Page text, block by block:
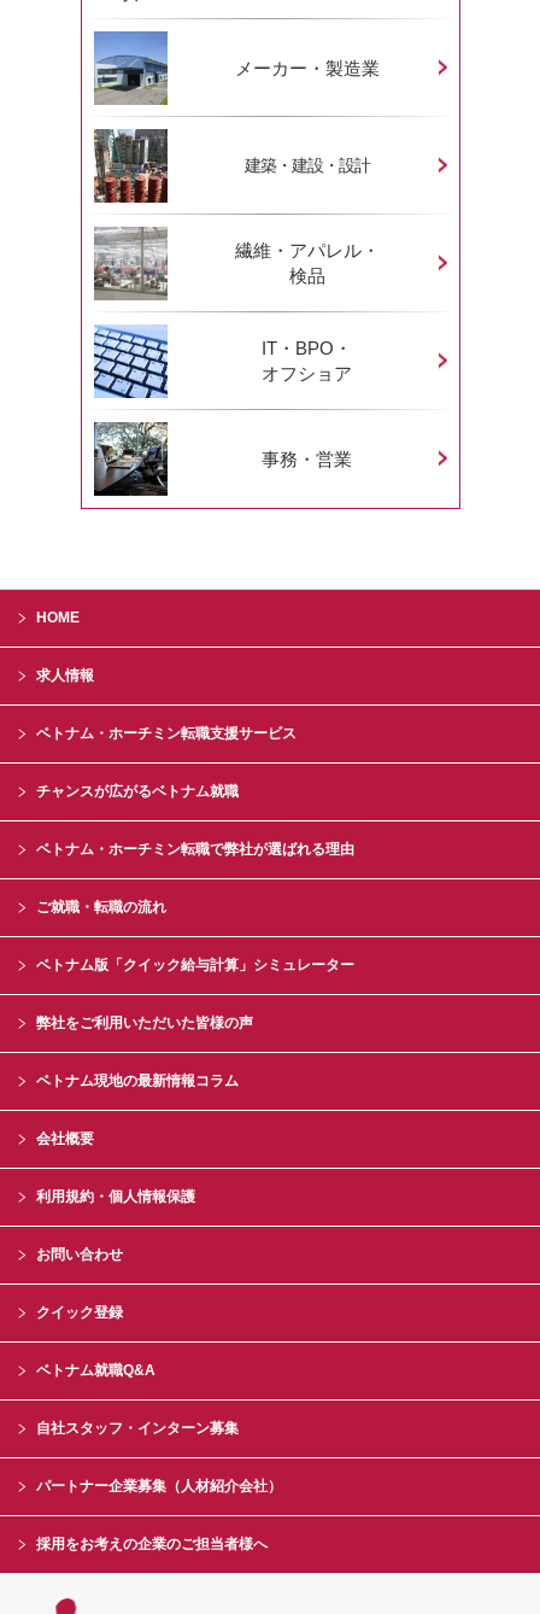
メーカー・製造業
建築・建設・設計
繊維・アパレル・
検品
IT・BPO・
オフショア
事務・営業
HOME
求人情報
ベトナム・ホーチミン転職支援サービス
チャンスが広がるベトナム就職
ベトナム・ホーチミン転職で弊社が選ばれる理由
ご就職・転職の流れ
ベトナム版「クイック給与計算」シミュレーター
弊社をご利用いただいた皆様の声
ベトナム現地の最新情報コラム
会社概要
利用規約・個人情報保護
お問い合わせ
クイック登録
ベトナム就職Q&A
自社スタッフ・インターン募集
パートナー企業募集（人材紹介会社）
採用をお考えの企業のご担当者様へ